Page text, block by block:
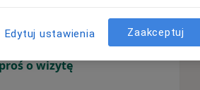
nie jest dostępne
o wizytę
Edytuj ustawienia Zaakceptuj